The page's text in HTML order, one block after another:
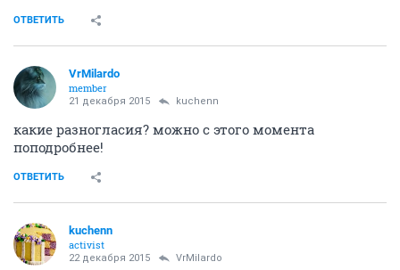
ОТВЕТИТЬ
VrMilardo
member
21 декабря 2015 kuchenn
какие разногласия? можно с этого момента
поподробнее!
ОТВЕТИТЬ
kuchenn
activist
22 декабря 2015 VrMilardo